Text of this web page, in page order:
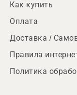
Как купить
Оплата
Доставка /
Правила
Политика